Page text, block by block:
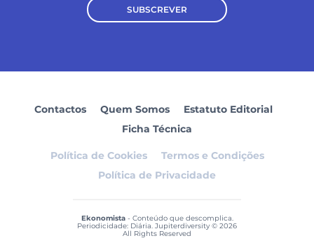
SUBSCREVER
Contactos Quem Somos
Estatuto Editorial
Ficha Técnica
Política de Cookies
Termos e Condições
Política de Privacidade
Ekonomista- Conteúdo que descomplica.
Periodicidade: Diária. Jupiterdiversity © 2026
All Rights Reserved